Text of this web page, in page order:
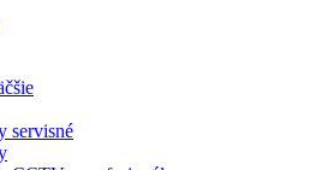
servisné